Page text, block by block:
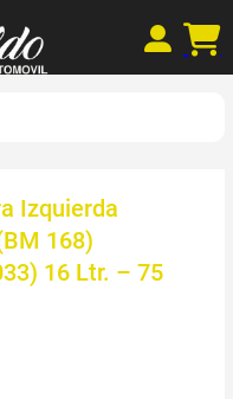
Izquierda
168)
16 Ltr. – 75